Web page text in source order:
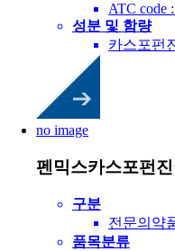
ATC code
성분 및 함량
카스포펀
no image
펜믹스카스포펀
구분
전문의약
품목분류